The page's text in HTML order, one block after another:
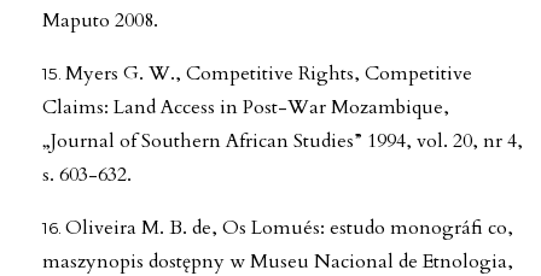
Maputo 2008.
Myers G. W., Competitive Rights, Competitive
Claims: Land Access in Post-War Mozambique,
„Journal of Southern African Studies” 1994, vol. 20, nr 4,
s. 603-632.
Oliveira M. B. de, Os Lomués: estudo monográfi co,
maszynopis dostępny w Museu Nacional de Etnologia,